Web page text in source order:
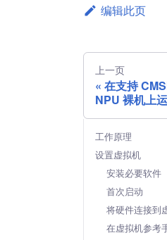
编辑此页
上一页
在支持
NPU 裸机上
工作原理
设置虚拟机
安装必要软件
首次启动
将硬件连接到
在虚拟机参考